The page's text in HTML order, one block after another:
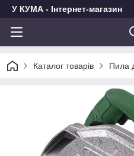
У КУМА - Інтернет-магазин
Каталог товарів Пила